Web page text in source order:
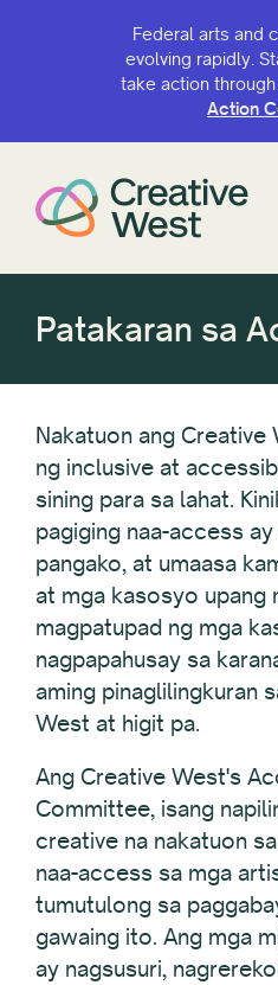
Federal arts and
evolving rapidly.
take action through
Action
Patakaran sa
Nakatuon ang Creative
ng inclusive at
sining para sa lahat.
pagiging naa-access
pangako, at umaasa
at mga kasosyo upang
magpatupad ng mga
nagpapahusay sa
aming pinaglilingkuran
West at higit pa.
Ang Creative West's
Committee, isang
creative na nakatuon
naa-access sa mga
tumutulong sa
gawaing ito. Ang mga
ay nagsusuri,